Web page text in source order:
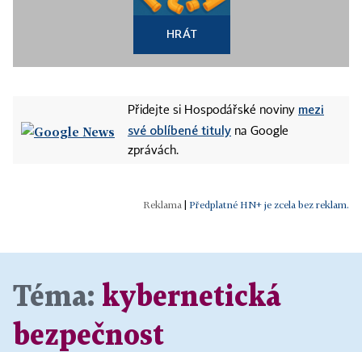
HRÁT
Přidejte si Hospodářské noviny mezi
své oblíbené tituly na Google
zprávách.
Předplatné HN+ je zcela bez reklam.
Téma: kybernetická
bezpečnost